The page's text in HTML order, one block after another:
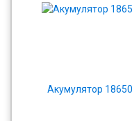
Акумулятор